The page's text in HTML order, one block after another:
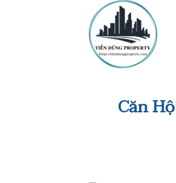
Căn